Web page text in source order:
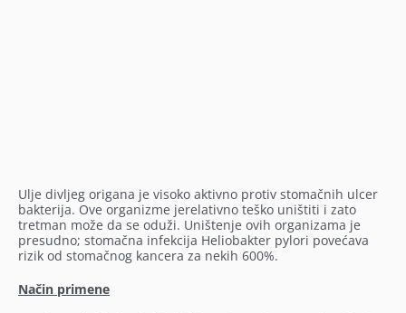
Ulje divljeg origana je visoko aktivno protiv stomačnih ulcer
bakterija. Ove organizme jerelativno teško uništiti i zato
tretman može da se oduži. Uništenje ovih organizama je
presudno; stomačna infekcija Heliobakter pylori povećava
rizik od stomačnog kancera za nekih 600%.
Način primene